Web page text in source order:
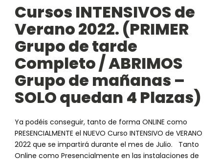
Cursos INTENSIVOS de
Verano 2022. (PRIMER
Grupo de tarde
Completo / ABRIMOS
Grupo de mañanas –
SOLO quedan 4 Plazas)
Ya podéis conseguir, tanto de forma ONLINE como
PRESENCIALMENTE el NUEVO Curso INTENSIVO de VERANO
2022 que se impartirá durante el mes de Julio. Tanto
Online como Presencialmente en las instalaciones de